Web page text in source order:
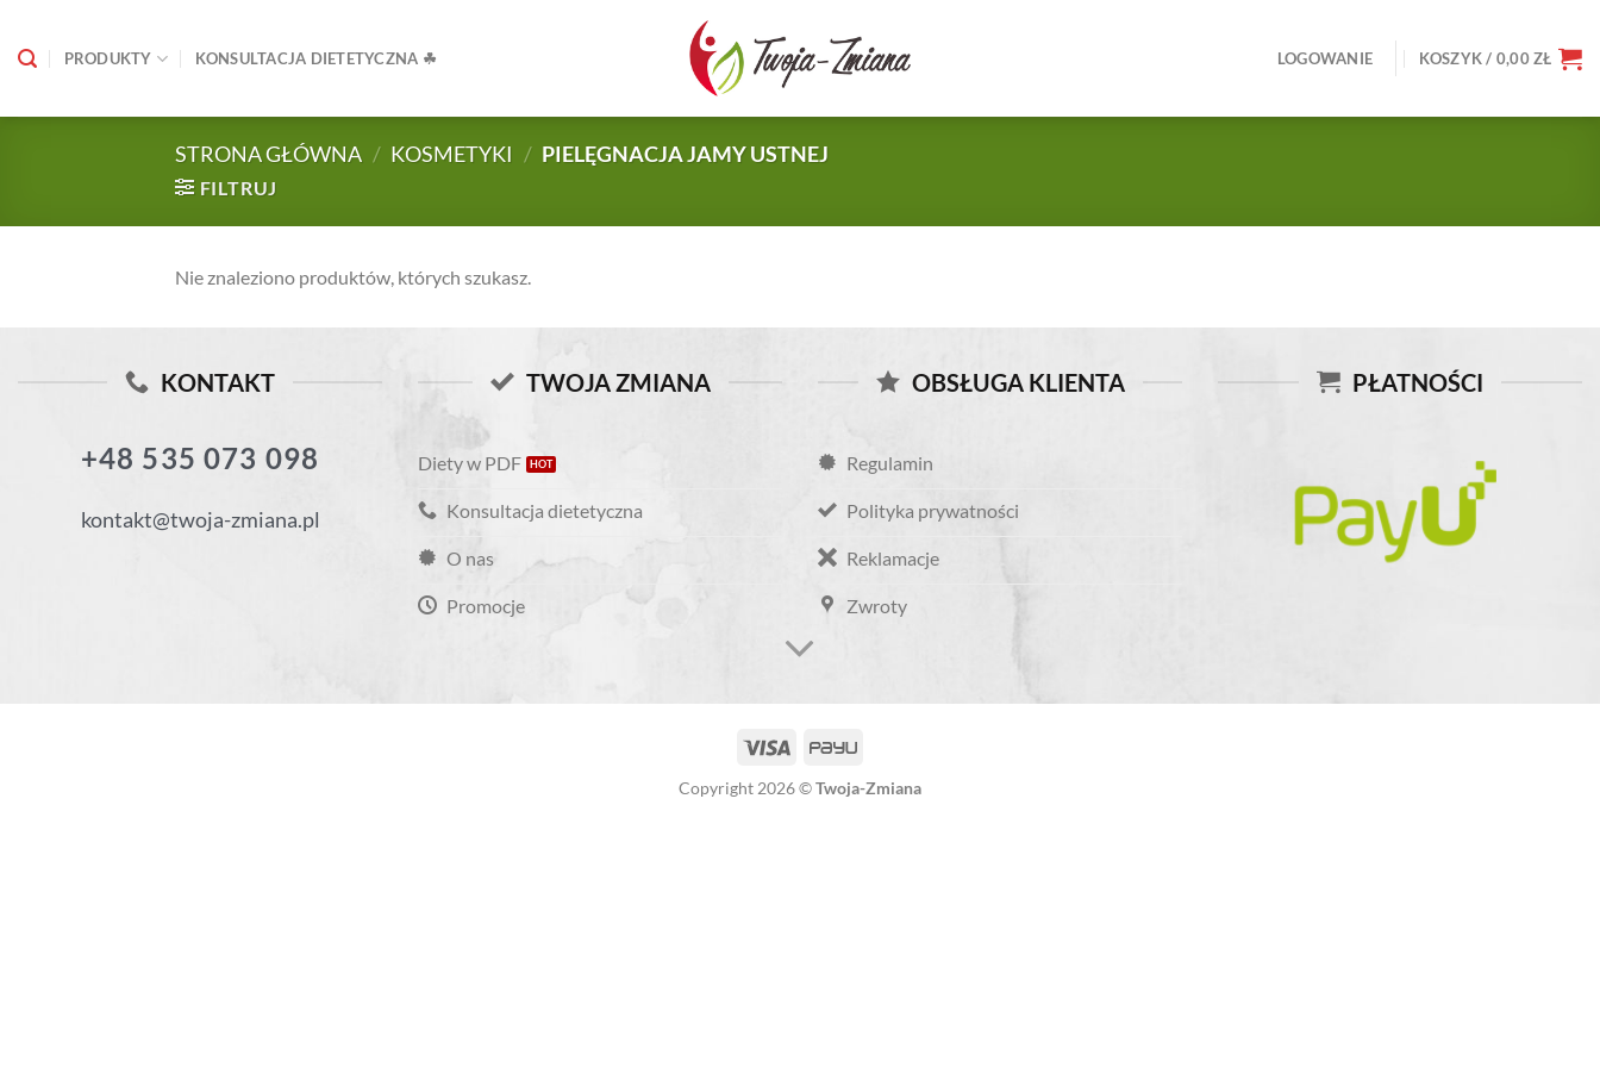
content
TWOJA-
ZMIANA.PL
PRODUKTY KONSULTACJA DIETETYCZNA ☘ LOGOWANIE KOSZYK / 0,00ZŁ
STRONA GŁÓWNA / KOSMETYKI / PIELĘGNACJA JAMY USTNEJ
FILTRUJ
Nie znaleziono produktów, których szukasz.
KONTAKT
+48 535 073 098
kontakt@twoja-zmiana.pl
TWOJA ZMIANA
Diety w PDF
Konsultacja dietetyczna
O nas
Promocje
OBSŁUGA KLIENTA
Regulamin
Polityka prywatności
Reklamacje
Zwroty
PŁATNOŚCI
Copyright 2026 ©Twoja-Zmiana